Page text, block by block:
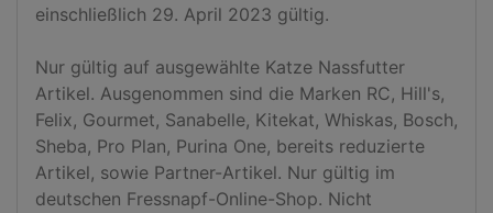
einschließlich 29. April 2023 gültig.
Nur gültig auf ausgewählte Katze Nassfutter
Artikel. Ausgenommen sind die Marken RC, Hill's,
Felix, Gourmet, Sanabelle, Kitekat, Whiskas, Bosch,
Sheba, Pro Plan, Purina One, bereits reduzierte
Artikel, sowie Partner-Artikel. Nur gültig im
deutschen Fressnapf-Online-Shop. Nicht